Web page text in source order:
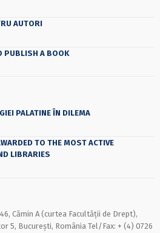
AUTORI
PUBLISH A BOOK
PALATINE ÎN DILEMA
TO THE MOST ACTIVE
LIBRARIES
Cămin A (curtea Facultății de Drept),
5, București, România Tel/Fax: + (4) 0726